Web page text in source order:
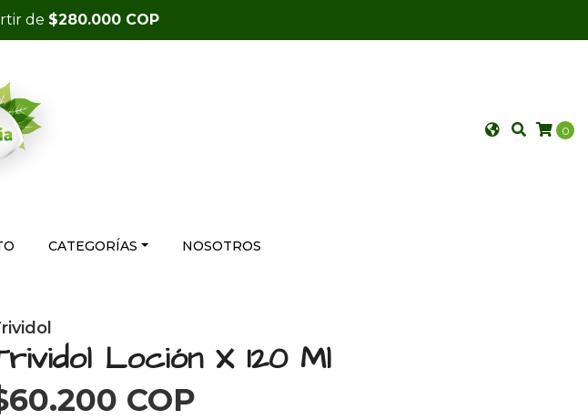
de $280.000 COP
0
CATEGORÍAS NOSOTROS
Loción X 120 Ml
COP